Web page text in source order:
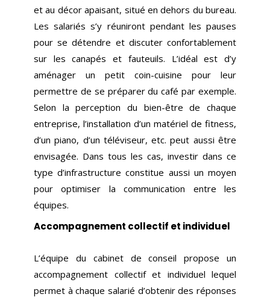
et au décor apaisant, situé en dehors du bureau.
Les salariés s’y réuniront pendant les pauses
pour se détendre et discuter confortablement
sur les canapés et fauteuils. L’idéal est d’y
aménager un petit coin-cuisine pour leur
permettre de se préparer du café par exemple.
Selon la perception du bien-être de chaque
entreprise, l’installation d’un matériel de fitness,
d’un piano, d’un téléviseur, etc. peut aussi être
envisagée. Dans tous les cas, investir dans ce
type d’infrastructure constitue aussi un moyen
pour optimiser la communication entre les
équipes.
Accompagnement collectif et individuel
L’équipe du cabinet de conseil propose un
accompagnement collectif et individuel lequel
permet à chaque salarié d’obtenir des réponses